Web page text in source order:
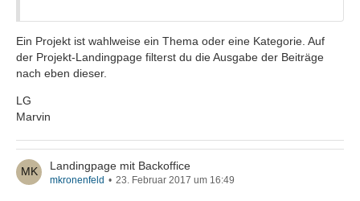
Ein Projekt ist wahlweise ein Thema oder eine Kategorie. Auf
der Projekt-Landingpage filterst du die Ausgabe der Beiträge
nach eben dieser.
LG
Marvin
Landingpage mit Backoffice
mkronenfeld 23. Februar 2017 um 16:49